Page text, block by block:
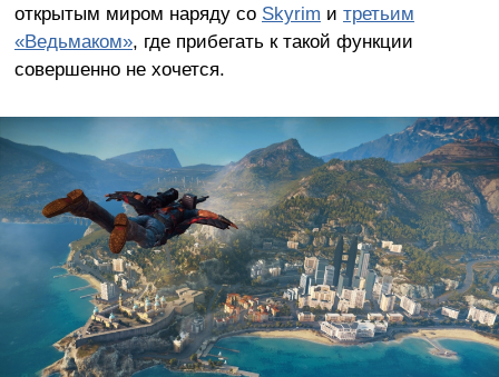
открытым миром наряду со Skyrim и третьим
«Ведьмаком», где прибегать к такой функции
совершенно не хочется.